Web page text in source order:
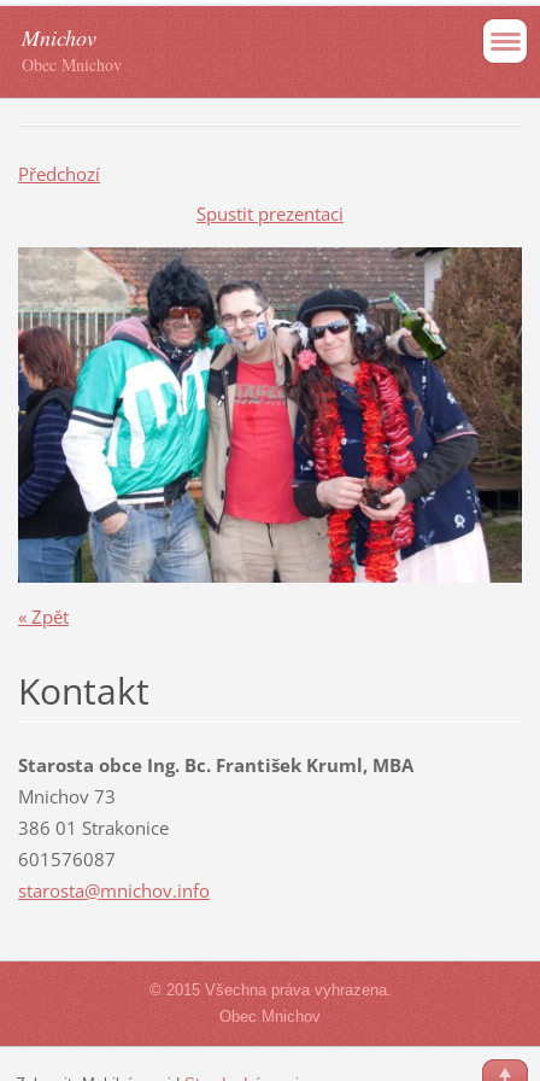
Mnichov
Obec Mnichov
Předchozí
Spustit prezentaci
« Zpět
Kontakt
Starosta obce Ing. Bc. František Kruml, MBA
Mnichov 73
386 01 Strakonice
601576087
starosta@mnichov.info
© 2015 Všechna práva vyhrazena.
Obec Mnichov